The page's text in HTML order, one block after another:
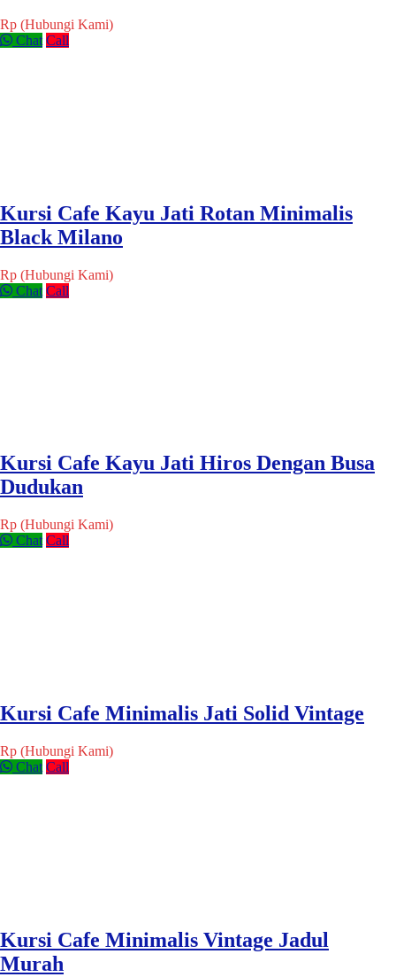
Rp (Hubungi Kami)
Chat Call
Kursi Cafe Kayu Jati Rotan Minimalis
Black Milano
Rp (Hubungi Kami)
Chat Call
Kursi Cafe Kayu Jati Hiros Dengan Busa
Dudukan
Rp (Hubungi Kami)
Chat Call
Kursi Cafe Minimalis Jati Solid Vintage
Rp (Hubungi Kami)
Chat Call
Kursi Cafe Minimalis Vintage Jadul
Murah